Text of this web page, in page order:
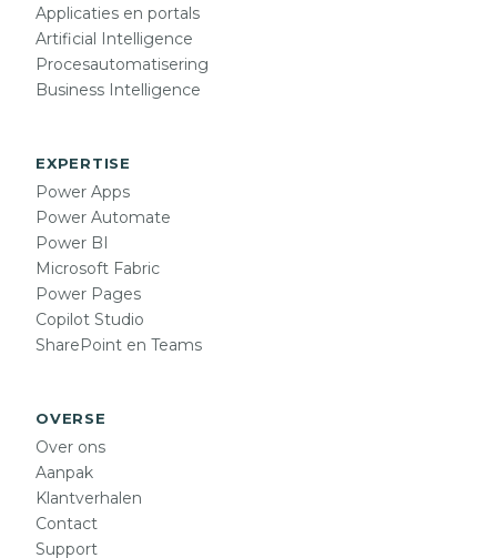
Applicaties en portals
Artificial Intelligence
Procesautomatisering
Business Intelligence
EXPERTISE
Power Apps
Power Automate
Power BI
Microsoft Fabric
Power Pages
Copilot Studio
SharePoint en Teams
OVERSE
Over ons
Aanpak
Klantverhalen
Contact
Support